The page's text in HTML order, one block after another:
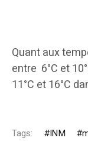
Quant aux
entre 6°C et
11°C et 16°C
Tags: INM